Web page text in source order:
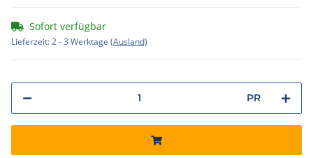
Sofort verfügbar
Lieferzeit:2 - 3 Werktage (Ausland)
PR